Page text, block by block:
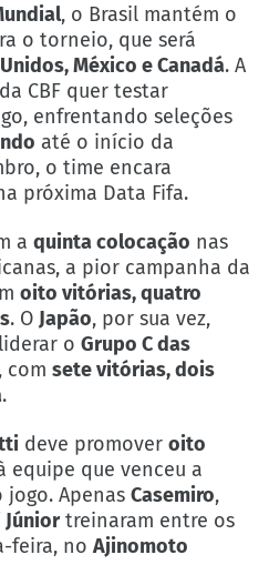
, o Brasil mantém o
o torneio, que será
México e Canadá. A
da CBF quer testar
enfrentando seleções
até o início da
o time encara
próxima Data Fifa.
a quinta colocação nas
a pior campanha da
oito vitórias, quatro
. O Japão, por sua vez,
o Grupo C das
, com sete vitórias, dois
.
deve promover oito
equipe que venceu a
Apenas Casemiro,
Júniortreinaram entre os
feira, no Ajinomoto